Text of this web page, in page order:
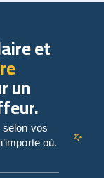
et
un
vos
où.